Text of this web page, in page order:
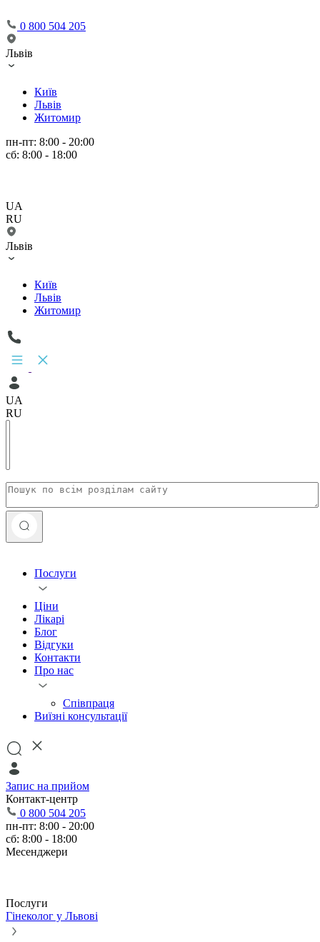
0 800 504 205
Львів
Київ
Львів
Житомир
пн-пт: 8:00 - 20:00
сб: 8:00 - 18:00
UA
RU
Львів
Київ
Львів
Житомир
UA
RU
Послуги
Ціни
Лікарі
Блог
Відгуки
Контакти
Про нас
Співпраця
Виїзні консультації
Запис на прийом
Контакт-центр
0 800 504 205
пн-пт: 8:00 - 20:00
сб: 8:00 - 18:00
Месенджери
Послуги
Гінеколог у Львові